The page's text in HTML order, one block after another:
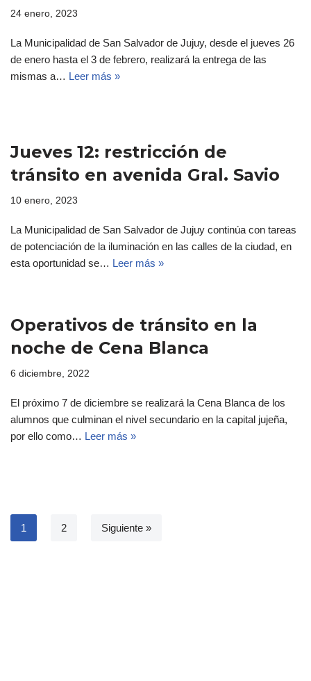
24 enero, 2023
La Municipalidad de San Salvador de Jujuy, desde el jueves 26
de enero hasta el 3 de febrero, realizará la entrega de las
mismas a… Leer más »
Jueves 12: restricción de
tránsito en avenida Gral. Savio
10 enero, 2023
La Municipalidad de San Salvador de Jujuy continúa con tareas
de potenciación de la iluminación en las calles de la ciudad, en
esta oportunidad se… Leer más »
Operativos de tránsito en la
noche de Cena Blanca
6 diciembre, 2022
El próximo 7 de diciembre se realizará la Cena Blanca de los
alumnos que culminan el nivel secundario en la capital jujeña,
por ello como… Leer más »
1 2 Siguiente »